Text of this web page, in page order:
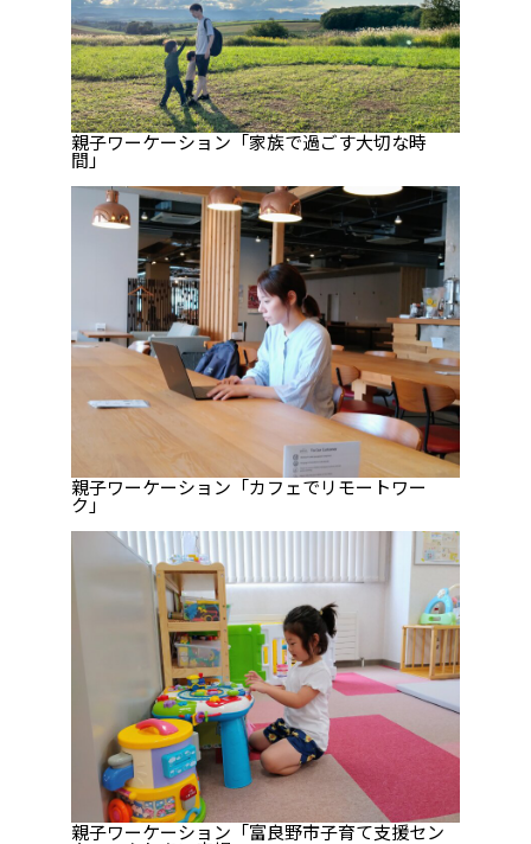
親子ワーケーション「家族で過ごす大切な時
間」
親子ワーケーション「カフェでリモートワー
ク」
親子ワーケーション「富良野市子育て支援セン